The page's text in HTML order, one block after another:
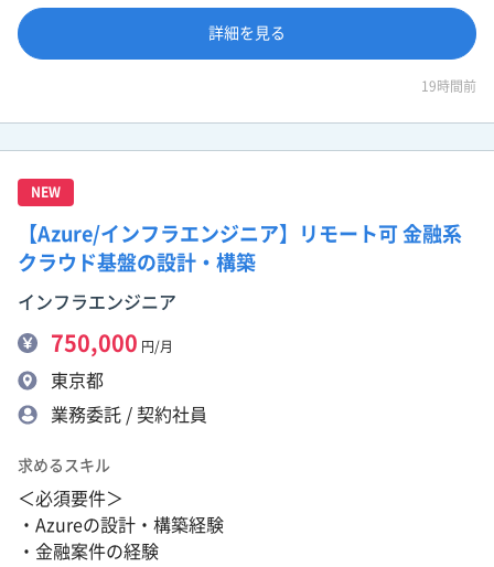
詳細を見る
19時間前
NEW
【Azure/インフラエンジニア】リモート可 金融系
クラウド基盤の設計・構築
インフラエンジニア
750,000 円/月
東京都
業務委託 / 契約社員
求めるスキル
＜必須要件＞
・Azureの設計・構築経験
・金融案件の経験